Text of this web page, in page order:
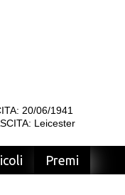
20/06/1941
Leicester
Premi